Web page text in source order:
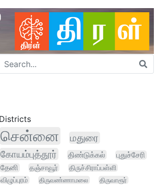
Districts
சென்னை
மதுரை
கோயம்புத்தூர்
திண்டுக்கல்
புதுச்சேரி
தேனி
தஞ்சாவூர்
திருச்சிராப்பள்ளி
விழுப்புரம்
திருவண்ணாமலை
திருவாரூர்